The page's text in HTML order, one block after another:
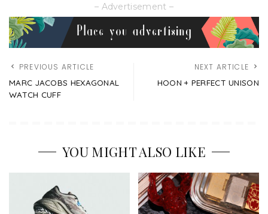
– Advertisement –
PREVIOUS ARTICLE
MARC JACOBS HEXAGONAL
WATCH CUFF
NEXT ARTICLE
HOON + PERFECT UNISON
YOU MIGHT ALSO LIKE